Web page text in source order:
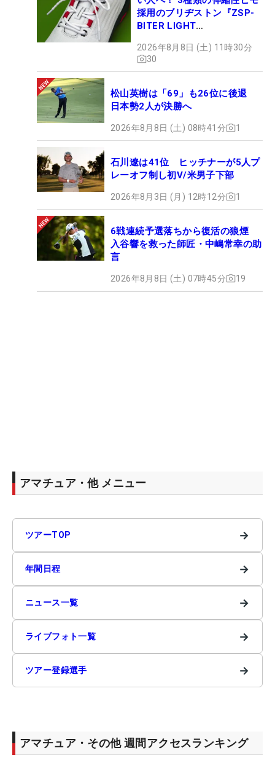
採用のブリヂストン『ZSP-
BITER LIGHT
ュー
2026年8月8日 (土) 11時30分
30
松山英樹は「69」も26位に後退
日本勢2人が決勝へ
2026年8月8日 (土) 08時41分 1
石川遼は41位 ヒッチナーが5人プ
レーオフ制し初V/米男子下部
2026年8月3日 (月) 12時12分 1
6戦連続予選落ちから復活の狼煙
入谷響を救った師匠・中嶋常幸の助
言
2026年8月8日 (土) 07時45分 19
アマチュア・他 メニュー
ツアーTOP →
年間日程 →
ニュース一覧 →
ライブフォト一覧 →
ツアー登録選手 →
アマチュア・その他 週間アクセスランキング